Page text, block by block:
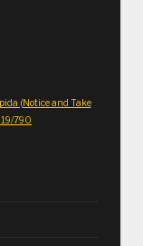
(Notice and Take
790